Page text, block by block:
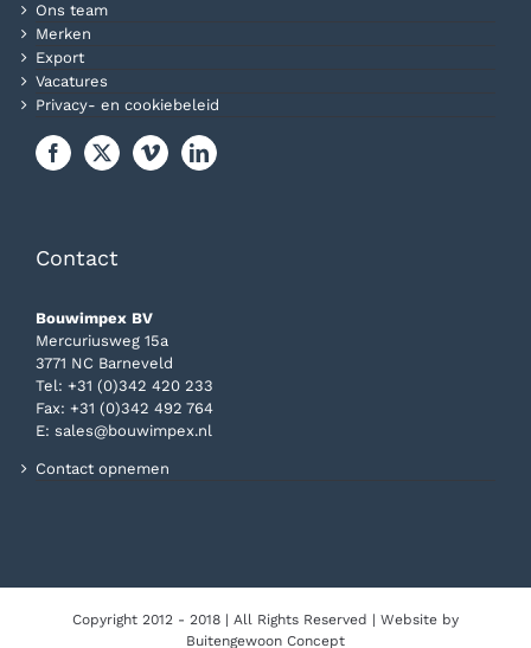
Ons team
Merken
Export
Vacatures
Privacy- en cookiebeleid
Contact
Bouwimpex BV
Mercuriusweg 15a
3771 NC Barneveld
Tel: +31 (0)342 420 233
Fax: +31 (0)342 492 764
E: sales@bouwimpex.nl
Contact opnemen
Copyright 2012 - 2018 | All Rights Reserved | Website by
Buitengewoon Concept